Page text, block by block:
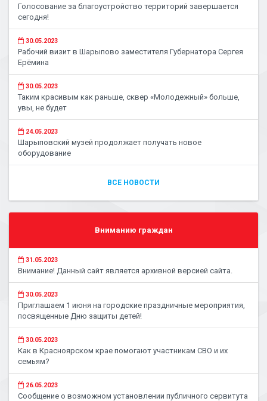
Голосование за благоустройство территорий завершается
сегодня!
30.05.2023
Рабочий визит в Шарыпово заместителя Губернатора Сергея
Ерёмина
30.05.2023
Таким красивым как раньше, сквер «Молодежный» больше,
увы, не будет
24.05.2023
Шарыповский музей продолжает получать новое
оборудование
ВСЕ НОВОСТИ
Вниманию граждан
31.05.2023
Внимание! Данный сайт является архивной версией сайта.
30.05.2023
Приглашаем 1 июня на городские праздничные мероприятия,
посвященные Дню защиты детей!
30.05.2023
Как в Красноярском крае помогают участникам СВО и их
семьям?
26.05.2023
Сообщение о возможном установлении публичного сервитута